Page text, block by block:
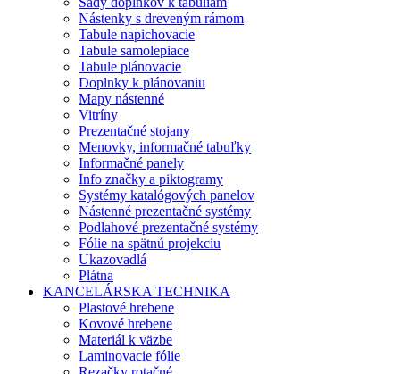
Nástenky s dreveným rámom
Tabule napichovacie
Tabule samolepiace
Tabule plánovacie
Doplnky k plánovaniu
Mapy nástenné
Vitríny
Prezentačné stojany
Menovky, informačné tabuľky
Informačné panely
Info značky a piktogramy
Systémy katalógových panelov
Nástenné prezentačné systémy
Podlahové prezentačné systémy
Fólie na spätnú projekciu
Ukazovadlá
Plátna
KANCELÁRSKA TECHNIKA
Plastové hrebene
Kovové hrebene
Materiál k väzbe
Laminovacie fólie